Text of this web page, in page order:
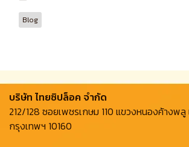
Blog
บริษัท ไทยซิปล็อค จํากัด
212/128 ซอยเพชรเกษม 110 แขวงหนองค้างพ
กรุงเทพฯ 10160